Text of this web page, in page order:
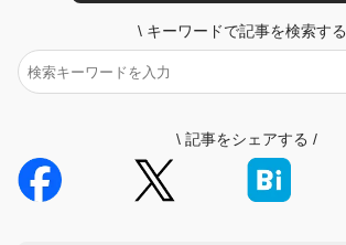
\ キーワードで記事を検索する
\ 記事をシェアする /